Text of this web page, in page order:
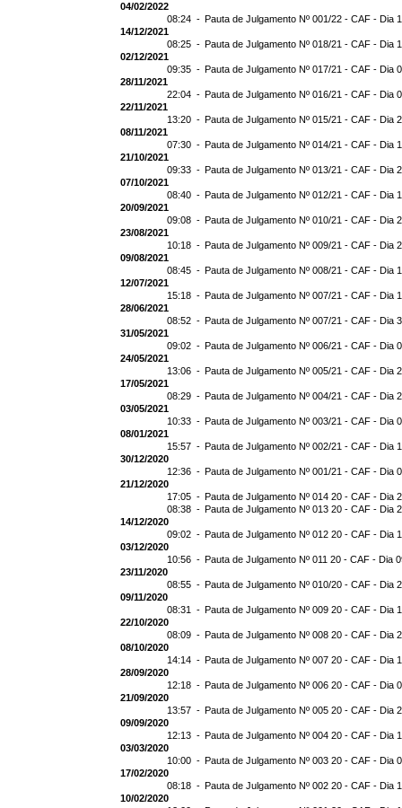
04/02/2022
08:24 - Pauta de Julgamento Nº 001/22 - CAF - Dia
14/12/2021
08:25 - Pauta de Julgamento Nº 018/21 - CAF - Dia
02/12/2021
09:35 - Pauta de Julgamento Nº 017/21 - CAF - Dia
28/11/2021
22:04 - Pauta de Julgamento Nº 016/21 - CAF - Dia
22/11/2021
13:20 - Pauta de Julgamento Nº 015/21 - CAF - Dia
08/11/2021
07:30 - Pauta de Julgamento Nº 014/21 - CAF - Dia
21/10/2021
09:33 - Pauta de Julgamento Nº 013/21 - CAF - Dia
07/10/2021
08:40 - Pauta de Julgamento Nº 012/21 - CAF - Dia
20/09/2021
09:08 - Pauta de Julgamento Nº 010/21 - CAF - Dia
23/08/2021
10:18 - Pauta de Julgamento Nº 009/21 - CAF - Dia
09/08/2021
08:45 - Pauta de Julgamento Nº 008/21 - CAF - Dia
12/07/2021
15:18 - Pauta de Julgamento Nº 007/21 - CAF - Dia
28/06/2021
08:52 - Pauta de Julgamento Nº 007/21 - CAF - Dia
31/05/2021
09:02 - Pauta de Julgamento Nº 006/21 - CAF - Dia
24/05/2021
13:06 - Pauta de Julgamento Nº 005/21 - CAF - Dia
17/05/2021
08:29 - Pauta de Julgamento Nº 004/21 - CAF - Dia
03/05/2021
10:33 - Pauta de Julgamento Nº 003/21 - CAF - Dia
08/01/2021
15:57 - Pauta de Julgamento Nº 002/21 - CAF - Dia
30/12/2020
12:36 - Pauta de Julgamento Nº 001/21 - CAF - Dia
21/12/2020
17:05 - Pauta de Julgamento Nº 014 20 - CAF - Dia
08:38 - Pauta de Julgamento Nº 013 20 - CAF - Dia
14/12/2020
09:02 - Pauta de Julgamento Nº 012 20 - CAF - Dia
03/12/2020
10:56 - Pauta de Julgamento Nº 011 20 - CAF - Dia
23/11/2020
08:55 - Pauta de Julgamento Nº 010/20 - CAF - Dia
09/11/2020
08:31 - Pauta de Julgamento Nº 009 20 - CAF - Dia
22/10/2020
08:09 - Pauta de Julgamento Nº 008 20 - CAF - Dia
08/10/2020
14:14 - Pauta de Julgamento Nº 007 20 - CAF - Dia
28/09/2020
12:18 - Pauta de Julgamento Nº 006 20 - CAF - Dia
21/09/2020
13:57 - Pauta de Julgamento Nº 005 20 - CAF - Dia
09/09/2020
12:13 - Pauta de Julgamento Nº 004 20 - CAF - Dia
03/03/2020
10:00 - Pauta de Julgamento Nº 003 20 - CAF - Dia
17/02/2020
08:18 - Pauta de Julgamento Nº 002 20 - CAF - Dia
10/02/2020